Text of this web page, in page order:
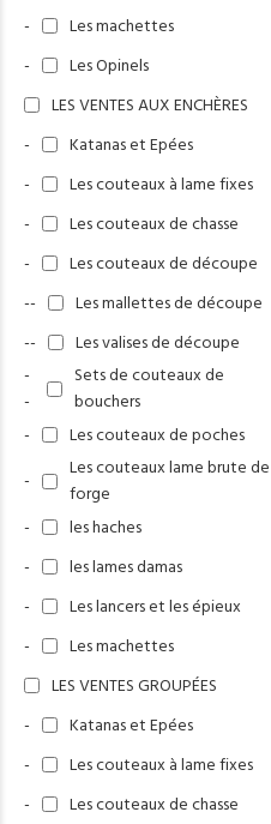
-
Les machettes
-
Les Opinels
LES VENTES AUX ENCHÈRES
-
Katanas et Epées
-
Les couteaux à lame fixes
-
Les couteaux de chasse
-
Les couteaux de découpe
--
Les mallettes de découpe
--
Les valises de découpe
-
-
Sets de couteaux de
bouchers
-
Les couteaux de poches
-
Les couteaux lame brute de
forge
-
les haches
-
les lames damas
-
Les lancers et les épieux
-
Les machettes
LES VENTES GROUPÉES
-
Katanas et Epées
-
Les couteaux à lame fixes
-
Les couteaux de chasse